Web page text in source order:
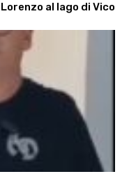
al lago di Vico